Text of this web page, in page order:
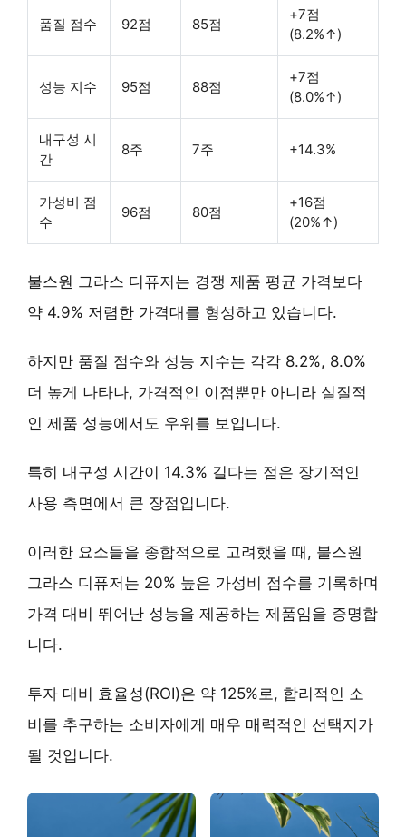
품질 점수 92점 85점
+7점
(8.2%↑)
성능 지수 95점 88점
+7점
(8.0%↑)
내구성 시
간
8주 7주 +14.3%
가성비 점
수
96점 80점
+16점
(20%↑)
불스원 그라스 디퓨저는 경쟁 제품 평균 가격보다
약 4.9% 저렴한 가격대를 형성하고 있습니다.
하지만 품질 점수와 성능 지수는 각각 8.2%, 8.0%
더 높게 나타나, 가격적인 이점뿐만 아니라 실질적
인 제품 성능에서도 우위를 보입니다.
특히 내구성 시간이 14.3% 길다는 점은 장기적인
사용 측면에서 큰 장점입니다.
이러한 요소들을 종합적으로 고려했을 때, 불스원
그라스 디퓨저는 20% 높은 가성비 점수를 기록하며
가격 대비 뛰어난 성능을 제공하는 제품임을 증명합
니다.
투자 대비 효율성(ROI)은 약 125%로, 합리적인 소
비를 추구하는 소비자에게 매우 매력적인 선택지가
될 것입니다.